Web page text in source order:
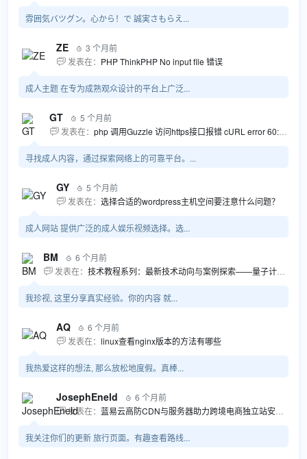
雰囲気バツグン。心から！で 誠実さもらえ...
ZE  3 个月前
 发表在： PHP ThinkPHP No input file 错误
成人主题 在专为成熟观众设计的平台上广泛...
GT  5 个月前
 发表在： php 调用Guzzle 访问https接口报错 cURL error 60: SSL certificate problem...
寻找成人内容，通过探索网络上的可靠平台。...
GY  5 个月前
 发表在： 选择合适的wordpress主机空间要注意什么问题？
成人网站 提供广泛的成人娱乐视频选择。选...
BM  6 个月前
 发表在： 技术教程系列：最新技术动向与案例探索——量子计算商业应用揭秘 该教程将深入探索最新技术动态，重点关注量子计算技术在商业领域的应用，结合具体案例阐述其背景、起因、经过和结果。同时，强调技术文档和运维文档的重要性，揭示它们在新技术发展和行业标准...
我珍视, 这里分享真实经验。你的内容 就...
AQ  6 个月前
 发表在： linux查看nginx版本的方法有哪些
我热爱这样的想法, 那么放松地度假。真棒...
JosephEneld  6 个月前
 发表在： 蓝易云高防CDN与服务器助力跨境电商独立站安全高效发展
我关注你们的更新 旅行页面。有趣查看路线...